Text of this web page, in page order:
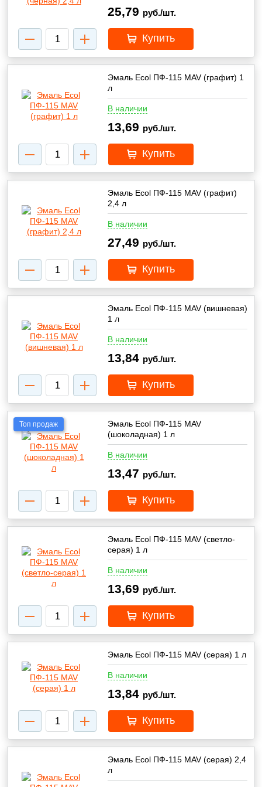
25,79 руб./шт.
Купить
Эмаль Ecol ПФ-115 MAV (графит) 1
л
В наличии
13,69 руб./шт.
Купить
Эмаль Ecol ПФ-115 MAV (графит)
2,4 л
В наличии
27,49 руб./шт.
Купить
Эмаль Ecol ПФ-115 MAV (вишневая)
1 л
В наличии
13,84 руб./шт.
Купить
Топ продаж
Эмаль Ecol ПФ-115 MAV
(шоколадная) 1 л
В наличии
13,47 руб./шт.
Купить
Эмаль Ecol ПФ-115 MAV (светло-
серая) 1 л
В наличии
13,69 руб./шт.
Купить
Эмаль Ecol ПФ-115 MAV (серая) 1 л
В наличии
13,84 руб./шт.
Купить
Эмаль Ecol ПФ-115 MAV (серая) 2,4
л